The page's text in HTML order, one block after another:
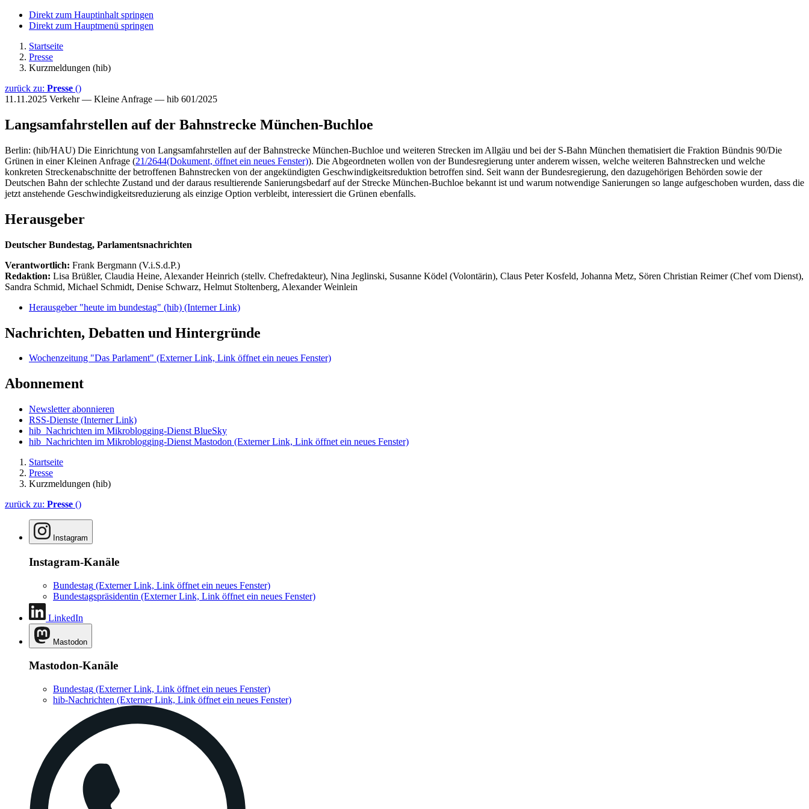
Direkt zum Hauptinhalt springen
Direkt zum Hauptmenü springen
Startseite
Presse
Kurzmeldungen (hib)
zurück zu: Presse ()
11.11.2025 Verkehr — Kleine Anfrage — hib 601/2025
Langsamfahrstellen auf der Bahnstrecke München-Buchloe
Berlin: (hib/HAU) Die Einrichtung von Langsamfahrstellen auf der Bahnstrecke München-Buchloe und weiteren Strecken im Allgäu und bei der S-Bahn München thematisiert die Fraktion Bündnis 90/Die
Grünen in einer Kleinen Anfrage (21/2644(Dokument, öffnet ein neues Fenster)). Die Abgeordneten wollen von der Bundesregierung unter anderem wissen, welche weiteren Bahnstrecken und welche
konkreten Streckenabschnitte der betroffenen Bahnstrecken von der angekündigten Geschwindigkeitsreduktion betroffen sind. Seit wann der Bundesregierung, den dazugehörigen Behörden sowie der
Deutschen Bahn der schlechte Zustand und der daraus resultierende Sanierungsbedarf auf der Strecke München-Buchloe bekannt ist und warum notwendige Sanierungen so lange aufgeschoben wurden, dass die
jetzt anstehende Geschwindigkeitsreduzierung als einzige Option verbleibt, interessiert die Grünen ebenfalls.
Herausgeber
Deutscher Bundestag, Parlamentsnachrichten
Verantwortlich: Frank Bergmann (V.i.S.d.P.)
Redaktion: Lisa Brüßler, Claudia Heine, Alexander Heinrich (stellv. Chefredakteur), Nina Jeglinski, Susanne Ködel (Volontärin), Claus Peter Kosfeld, Johanna Metz, Sören Christian Reimer (Chef vom Dienst),
Sandra Schmid, Michael Schmidt, Denise Schwarz, Helmut Stoltenberg, Alexander Weinlein
Herausgeber "heute im bundestag" (hib) (Interner Link)
Nachrichten, Debatten und Hintergründe
Wochenzeitung "Das Parlament" (Externer Link, Link öffnet ein neues Fenster)
Abonnement
Newsletter abonnieren
RSS-Dienste (Interner Link)
hib_Nachrichten im Mikroblogging-Dienst BlueSky
hib_Nachrichten im Mikroblogging-Dienst Mastodon (Externer Link, Link öffnet ein neues Fenster)
Startseite
Presse
Kurzmeldungen (hib)
zurück zu: Presse ()
Instagram
Instagram-Kanäle
Bundestag (Externer Link, Link öffnet ein neues Fenster)
Bundestagspräsidentin (Externer Link, Link öffnet ein neues Fenster)
LinkedIn
Mastodon
Mastodon-Kanäle
Bundestag (Externer Link, Link öffnet ein neues Fenster)
hib-Nachrichten (Externer Link, Link öffnet ein neues Fenster)